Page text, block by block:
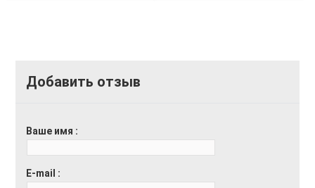
Добавить отзыв
Ваше имя
E-mail